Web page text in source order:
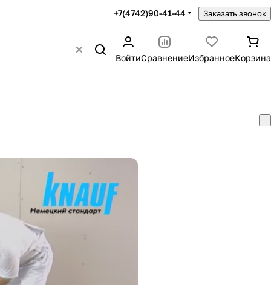
+7(4742)90-41-44 Заказать звонок
ВойтиСравнениеИзбранноеКорзина